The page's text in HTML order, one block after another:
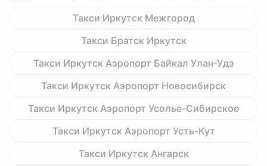
Такси Иркутск Межгород
Такси Братск Иркутск
Такси Иркутск Аэропорт Байкал Улан-Удэ
Такси Иркутск Аэропорт Новосибирск
Такси Иркутск Аэропорт Усолье-Сибирское
Такси Иркутск Аэропорт Усть-Кут
Такси Иркутск Ангарск